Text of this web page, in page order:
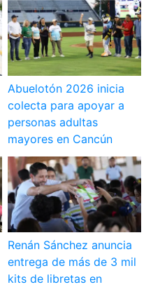
Abuelotón 2026 inicia
colecta para apoyar a
personas adultas
mayores en Cancún
Renán Sánchez anuncia
entrega de más de 3 mil
kits de libretas en